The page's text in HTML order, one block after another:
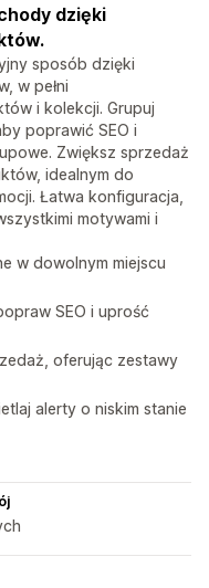
dzięki
sposób dzięki
w pełni
i kolekcji. Grupuj
poprawić SEO i
Zwiększ sprzedaż
idealnym do
Łatwa konfiguracja,
motywami i
w dowolnym miejscu
SEO i uprość
oferując zestawy
alerty o niskim stanie